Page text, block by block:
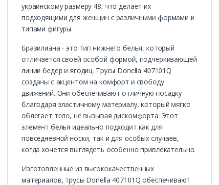
украинскому размеру 48, что делает их
подходящими для женщин с различными формами и
типами фигуры.
Бразилиана - это тип нижнего белья, который
отличается своей особой формой, подчеркивающей
линии бедер и ягодиц. Трусы Donella 407101Q
созданы с акцентом на комфорт и свободу
движений. Они обеспечивают отличную посадку
благодаря эластичному материалу, который мягко
облегает тело, не вызывая дискомфорта. Этот
элемент белья идеально подходит как для
повседневной носки, так и для особых случаев,
когда хочется выглядеть особенно привлекательно.
Изготовленные из высококачественных
материалов, трусы Donella 407101Q обеспечивают